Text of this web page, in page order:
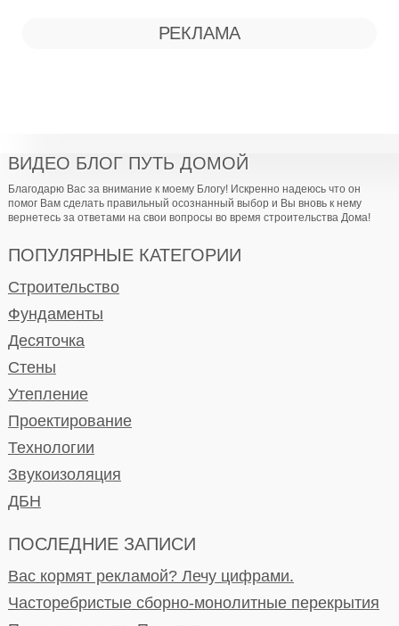
РЕКЛАМА
ВИДЕО БЛОГ ПУТЬ ДОМОЙ
Благодарю Вас за внимание к моему Блогу! Искренно надеюсь что он
помог Вам сделать правильный осознанный выбор и Вы вновь к нему
вернетесь за ответами на свои вопросы во время строительства Дома!
ПОПУЛЯРНЫЕ КАТЕГОРИИ
Строительство
Фундаменты
Десяточка
Стены
Утепление
Проектирование
Технологии
Звукоизоляция
ДБН
ПОСЛЕДНИЕ ЗАПИСИ
Вас кормят рекламой? Лечу цифрами.
Часторебристые сборно-монолитные перекрытия